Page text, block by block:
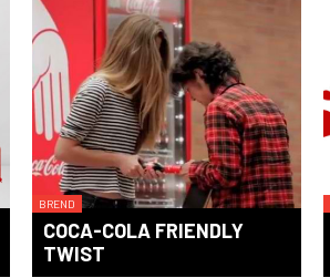
BREND
COCA-COLA FRIENDLY
TWIST